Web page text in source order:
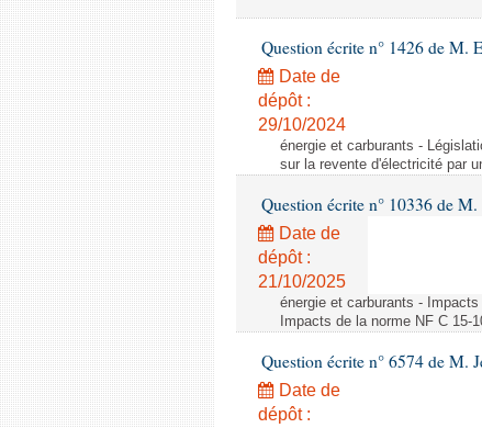
Question écrite n° 1426 de M.
Date de
dépôt :
29/10/2024
énergie et carburants -
sur la revente d'électricité par
Question écrite n° 10336 de
Date de
dépôt :
21/10/2025
énergie et carburants -
Impacts de la norme NF C
Question écrite n° 6574 de M.
Date de
dépôt :